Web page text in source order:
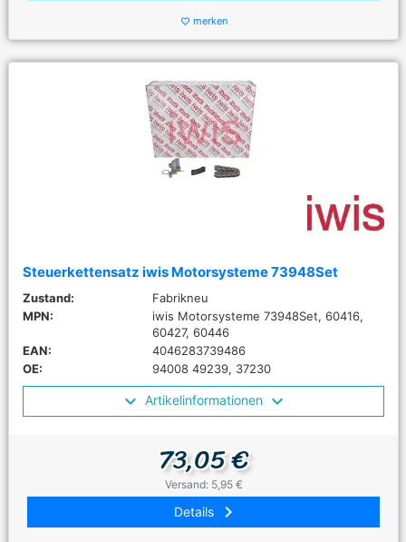
favorite_border merken
Steuerkettensatz iwis Motorsysteme 73948Set
Zustand:
Fabrikneu
MPN:
iwis Motorsysteme 73948Set, 60416,
60427, 60446
EAN:
4046283739486
OE:
94008 49239, 37230
Artikelinformationen
73,05 €
Versand: 5,95 €
Details keyboard_arrow_right